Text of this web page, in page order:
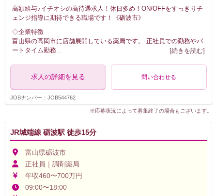
高額給与♪イチオシの高待遇求人！休日多め！ON/OFFをすっきりチ
ェンジ指導に期待できる職場です！《砺波市》
◇企業特徴
富山県の高岡市に店舗展開している薬局です。 正社員での勤務やパ
ートタイム勤務... [続きを読む]
求人の詳細を見る 問い合わせる
JOBナンバー：JOB544762
※応募状況によって募集終了の場合もございます。
JR城端線 砺波駅 徒歩15分
富山県砺波市
正社員｜調剤薬局
年収460〜700万円
09:00〜18:00